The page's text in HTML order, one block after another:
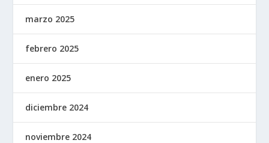
marzo 2025
febrero 2025
enero 2025
diciembre 2024
noviembre 2024